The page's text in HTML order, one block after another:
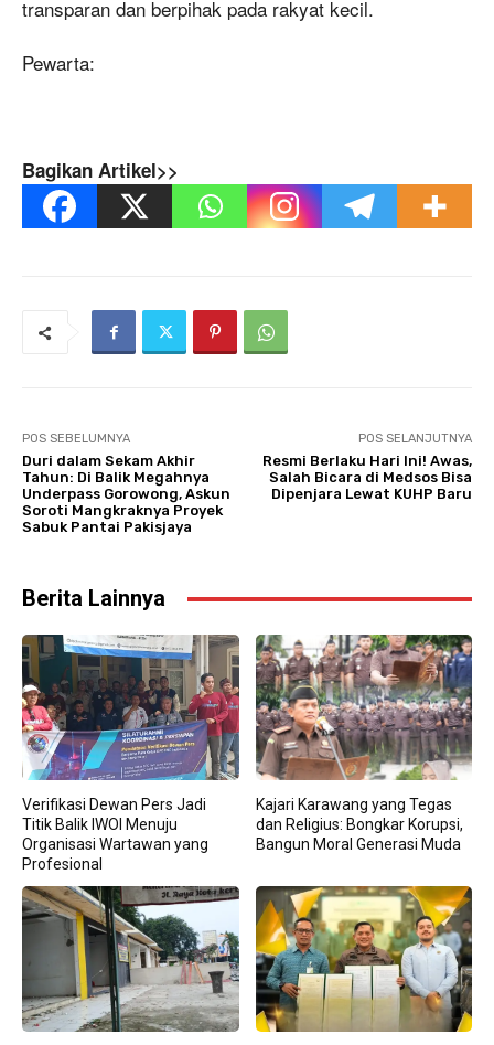
transparan dan berpihak pada rakyat kecil.
Pewarta:
Bagikan Artikel>>
POS SEBELUMNYA
Duri dalam Sekam Akhir
Tahun: Di Balik Megahnya
Underpass Gorowong, Askun
Soroti Mangkraknya Proyek
Sabuk Pantai Pakisjaya
POS SELANJUTNYA
Resmi Berlaku Hari Ini! Awas,
Salah Bicara di Medsos Bisa
Dipenjara Lewat KUHP Baru
Berita Lainnya
Verifikasi Dewan Pers Jadi
Titik Balik IWOI Menuju
Organisasi Wartawan yang
Profesional
Kajari Karawang yang Tegas
dan Religius: Bongkar Korupsi,
Bangun Moral Generasi Muda